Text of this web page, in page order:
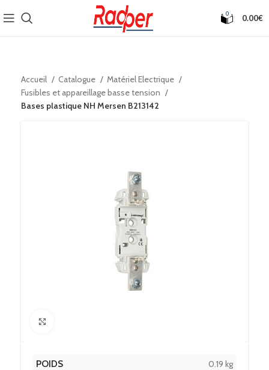
0 0.00€
Accueil Catalogue
Matériel Electrique
Fusibles et appareillage basse tension
Bases plastique NH Mersen B213142
POIDS 0.19 kg